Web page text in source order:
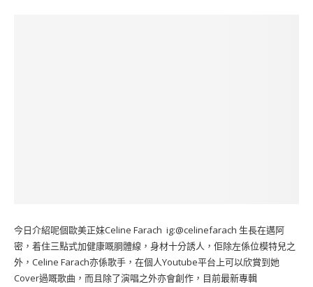
今日介紹呢個歐美正妹Celine Farach ig:@celinefarach 生長在邁阿
密，着住三點式加健康嘅胴體線，身材十分誘人，佢除左係位模特兒之
外，Celine Farach亦係歌手，在個人Youtube平台上可以欣賞到她
Cover過嘅歌曲，而且除了演唱之外亦會創作，目前最新專輯